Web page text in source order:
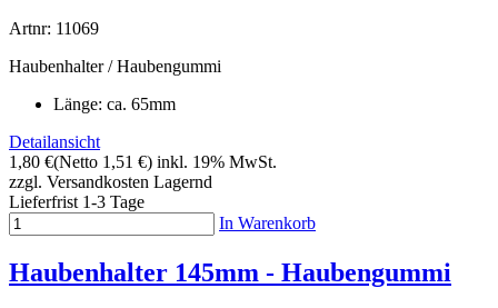
Artnr: 11069
Haubenhalter / Haubengummi
Länge: ca. 65mm
Detailansicht
1,80 €(Netto 1,51 €) inkl. 19% MwSt.
zzgl. Versandkosten Lagernd
Lieferfrist 1-3 Tage
In Warenkorb
Haubenhalter 145mm - Haubengummi